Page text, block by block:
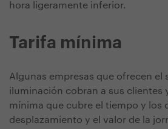
hora ligeramente inferior.
Tarifa mínima
Algunas empresas que ofrecen el
iluminación cobran a sus clientes
mínima que cubre el tiempo y los
desplazamiento y el valor de la